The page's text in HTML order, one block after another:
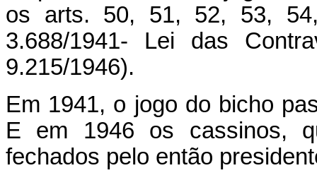
os arts. 50, 51, 52, 53,
3.688/1941- Lei das
9.215/1946).
Em 1941, o jogo do bicho
E em 1946 os cassinos,
fechados pelo então